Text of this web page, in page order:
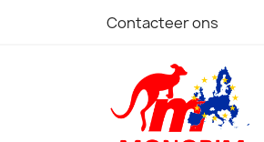
Contacteer ons